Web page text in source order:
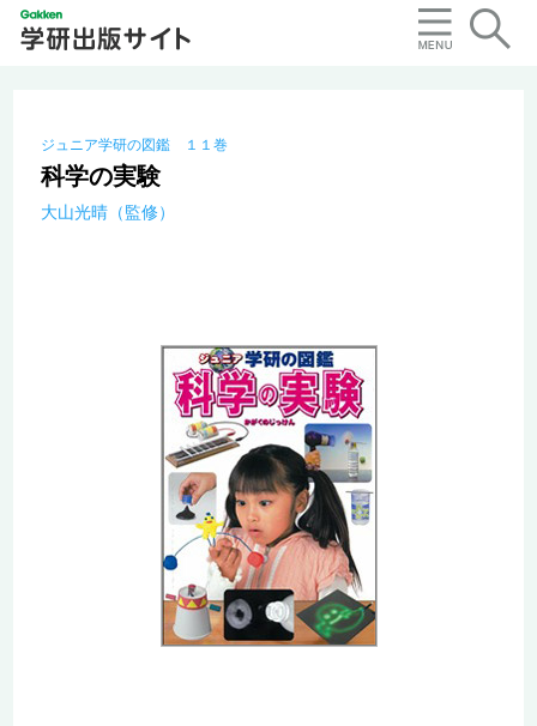
ジュニア学研の図鑑 １１巻
科学の実験
大山光晴（監修）